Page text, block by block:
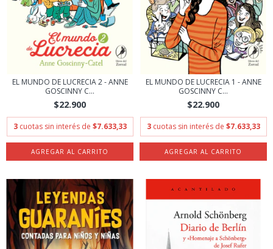
EL MUNDO DE LUCRECIA 2 - ANNE
GOSCINNY C...
$22.900
3 cuotas sin interés de $7.633,33
EL MUNDO DE LUCRECIA 1 - ANNE
GOSCINNY C...
$22.900
3 cuotas sin interés de $7.633,33